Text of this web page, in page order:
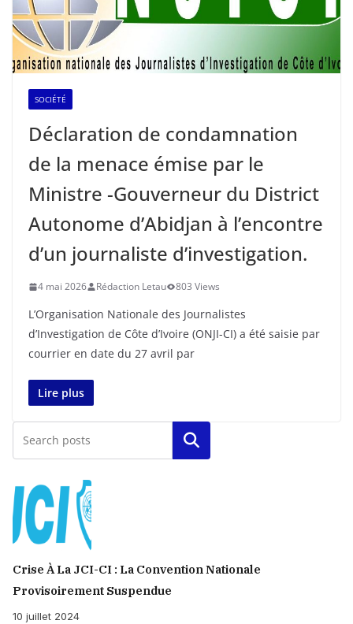
SOCIÉTÉ
Déclaration de condamnation
de la menace émise par le
Ministre -Gouverneur du District
Autonome d’Abidjan à l’encontre
d’un journaliste d’investigation.
4 mai 2026 Rédaction Letau 803 Views
L’Organisation Nationale des Journalistes
d’Investigation de Côte d’Ivoire (ONJI-CI) a été saisie par
courrier en date du 27 avril par
Lire plus
Rechercher
Crise À La JCI-CI : La Convention Nationale
Provisoirement Suspendue
10 juillet 2024